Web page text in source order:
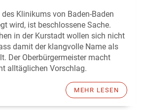
Klinikums von Baden-Baden
wird, ist beschlossene Sache.
in der Kurstadt wollen sich nicht
damit der klangvolle Name als
Der Oberbürgermeister macht
alltäglichen Vorschlag.
MEHR LESEN